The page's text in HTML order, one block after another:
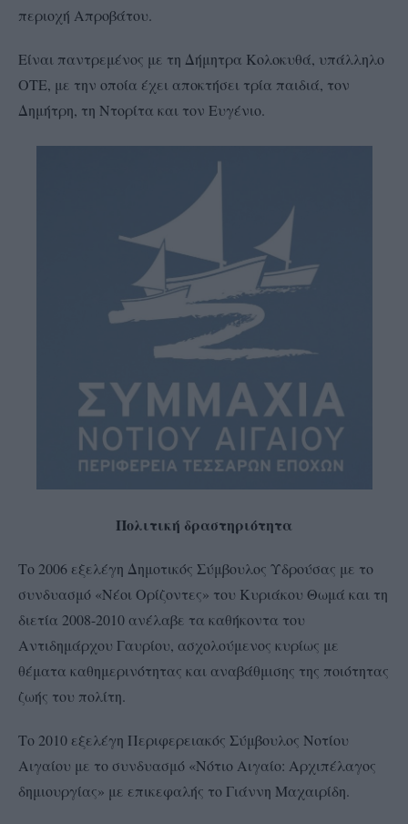
περιοχή Απροβάτου.
Είναι παντρεμένος με τη Δήμητρα Κολοκυθά, υπάλληλο
ΟΤΕ, με την οποία έχει αποκτήσει τρία παιδιά, τον
Δημήτρη, τη Ντορίτα και τον Ευγένιο.
Πολιτική δραστηριότητα
Το 2006 εξελέγη Δημοτικός Σύμβουλος Υδρούσας με το
συνδυασμό «Νέοι Ορίζοντες» του Κυριάκου Θωμά και τη
διετία 2008-2010 ανέλαβε τα καθήκοντα του
Αντιδημάρχου Γαυρίου, ασχολούμενος κυρίως με
θέματα καθημερινότητας και αναβάθμισης της ποιότητας
ζωής του πολίτη.
Το 2010 εξελέγη Περιφερειακός Σύμβουλος Νοτίου
Αιγαίου με το συνδυασμό «Νότιο Αιγαίο: Αρχιπέλαγος
δημιουργίας» με επικεφαλής το Γιάννη Μαχαιρίδη.